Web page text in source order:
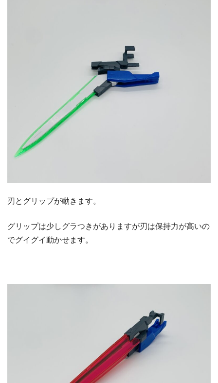
刃とグリップが動きます。
グリップは少しグラつきがありますが刃は保持力が高いの
でグイグイ動かせます。